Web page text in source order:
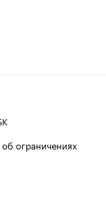
ограничениях